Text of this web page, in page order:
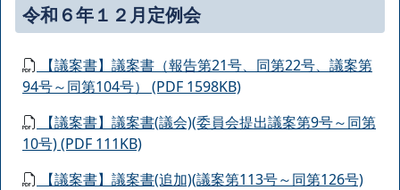
令和６年１２月定例会
【議案書】議案書（報告第21号、同第22号、議案第
94号～同第104号） (PDF 1598KB)
【議案書】議案書(議会)(委員会提出議案第9号～同第
10号) (PDF 111KB)
【議案書】議案書(追加)(議案第113号～同第126号)